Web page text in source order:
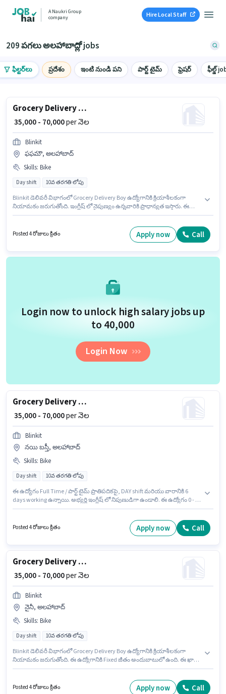
A Naukri Group
company
Hire Local Staff
209 పగలు అలహాబాద్లో jobs
ఫిల్టర్‌లు ప్రదేశం ఇంటి నుండి పని పార్ట్ టైమ్ ఫ్రెషర్ ఫీల్డ్
Grocery Delivery Boy
₹ 35,000 - 70,000per నెల
Blinkit
ఫఫమౌ, అలహాబాద్
Skills: Bike
Day shift 10వ తరగతి లోపు
Blinkit డెలివరీ విభాగంలో Grocery Delivery Boy ఉద్యోగానికి క్రియాశీలకంగా
నియామకం జరుగుతోంది. ఇంగ్లీష్ లో నైపుణ్యం ఉన్నవారికి ప్రాధాన్యత ఇస్తారు. ఈ
ఉద్యోగానికి Bike కలిగి ఉండటం ముఖ్యం.
Posted 4 రోజులు క్రితం Apply now Call
Login now to unlock high salary jobs up
to ₹40,000
Login Now
Grocery Delivery Boy
₹ 35,000 - 70,000per నెల
Blinkit
నయి బస్తీ, అలహాబాద్
Skills: Bike
Day shift 10వ తరగతి లోపు
ఈ ఉద్యోగం Full Time / పార్ట్ టైమ్ ప్రాతిపదికపై, DAY shift మరియు వారానికి 6
days working ఉన్నాయి. అభ్యర్థి ఇంగ్లీష్ లో నిపుణుడిగా ఉండాలి. ఈ ఉద్యోగం 0 - 6
తరగతి లోపు అర్హత ఉన్న అభ్యర్థులు దరఖాస్తు చేయవచ్చు. ఈ ఉద్యోగానికి Fixed
Posted 4 రోజులు క్రితం Apply now Call
Grocery Delivery Boy
₹ 35,000 - 70,000per నెల
Blinkit
నైనీ, అలహాబాద్
Skills: Bike
Day shift 10వ తరగతి లోపు
Blinkit డెలివరీ విభాగంలో Grocery Delivery Boy ఉద్యోగానికి క్రియాశీలకంగా
నియామకం జరుగుతోంది. ఈ ఉద్యోగానికి Fixed జీతం అందుబాటులో ఉంది. ఈ ఖాళీ
అభ్యర్థి ఇంగ్లీష్ లో నిపుణుడిగా ఉండాలి.
Posted 4 రోజులు క్రితం Apply now Call